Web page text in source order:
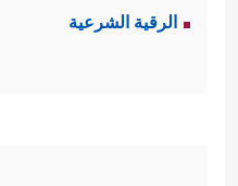
الرقية الشرعية